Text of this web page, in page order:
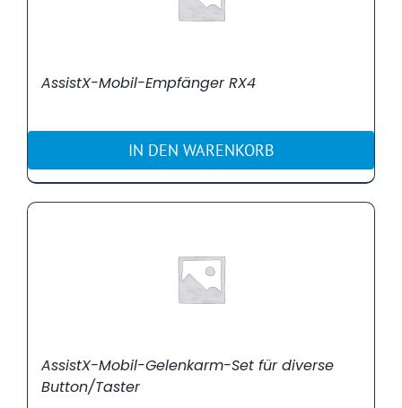
AssistX-Mobil-Empfänger RX4
IN DEN WARENKORB
AssistX-Mobil-Gelenkarm-Set für diverse
Button/Taster